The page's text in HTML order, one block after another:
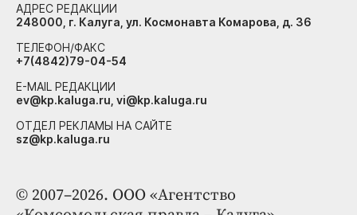
© 2007–2026. ООО «Агентство
АДРЕС РЕДАКЦИИ
248000, г. Калуга, ул. Космонавта Комарова, д. 36
ТЕЛЕФОН/ФАКС
+7(4842)79-04-54
E-MAIL РЕДАКЦИИ
ev@kp.kaluga.ru, vi@kp.kaluga.ru
ОТДЕЛ РЕКЛАМЫ НА САЙТЕ
sz@kp.kaluga.ru